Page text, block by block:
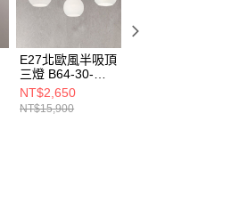
E27北歐風半吸頂
三燈 B64-30-
21232
NT$2,650
NT$15,900